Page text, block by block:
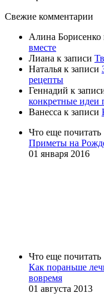
Свежие комментарии
Алина Борисенко
вместе
Лиана к записи
Наталья к записи
рецепты
Геннадий к
конкретные идеи
Ванесса к записи
Что еще почитать
Приметы на
01 января 2016
Что еще почитать
Как пораньше
вовремя
01 августа 2013